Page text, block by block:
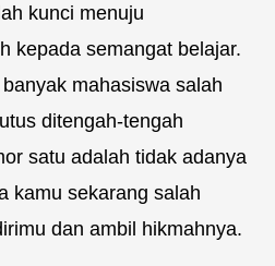
kunci menuju
kepada semangat belajar.
mahasiswa salah
ditengah-tengah
satu adalah tidak adanya
kamu sekarang salah
dan ambil hikmahnya.